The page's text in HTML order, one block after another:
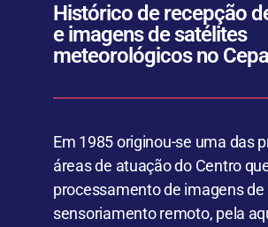
Histórico de recepção
e imagens de satélites
meteorológicos no
Em 1985 originou-se uma das
áreas de atuação do Centro
processamento de imagens de
sensoriamento remoto, pela